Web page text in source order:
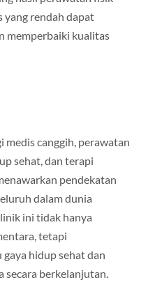
yang rendah dapat
memperbaiki kualitas
canggih, perawatan
sehat, dan terapi
pendekatan
dalam dunia
ini tidak hanya
tetapi
hidup sehat dan
secara berkelanjutan.